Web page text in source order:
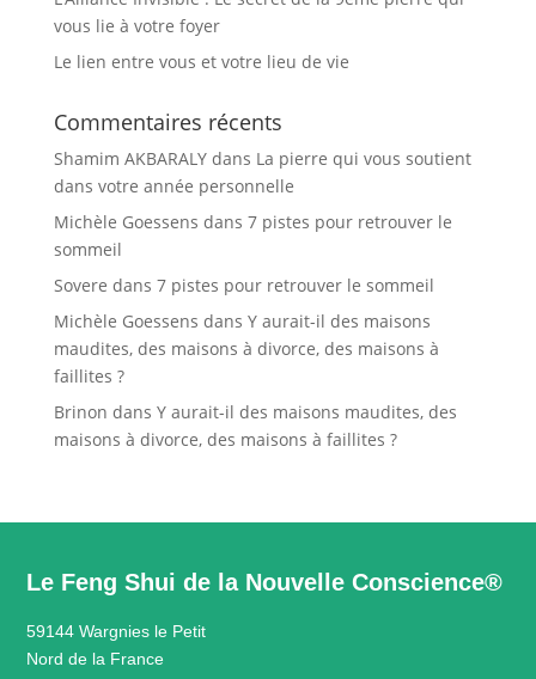
vous lie à votre foyer
Le lien entre vous et votre lieu de vie
Commentaires récents
Shamim AKBARALYdans La pierre qui vous soutient
dans votre année personnelle
Michèle Goessens dans 7 pistes pour retrouver le
sommeil
Sovere dans 7 pistes pour retrouver le sommeil
Michèle Goessens dans Y aurait-il des maisons
maudites, des maisons à divorce, des maisons à
faillites ?
Brinon dans Y aurait-il des maisons maudites, des
maisons à divorce, des maisons à faillites ?
Le Feng Shui de la Nouvelle Conscience®
59144 Wargnies le Petit
Nord de la France